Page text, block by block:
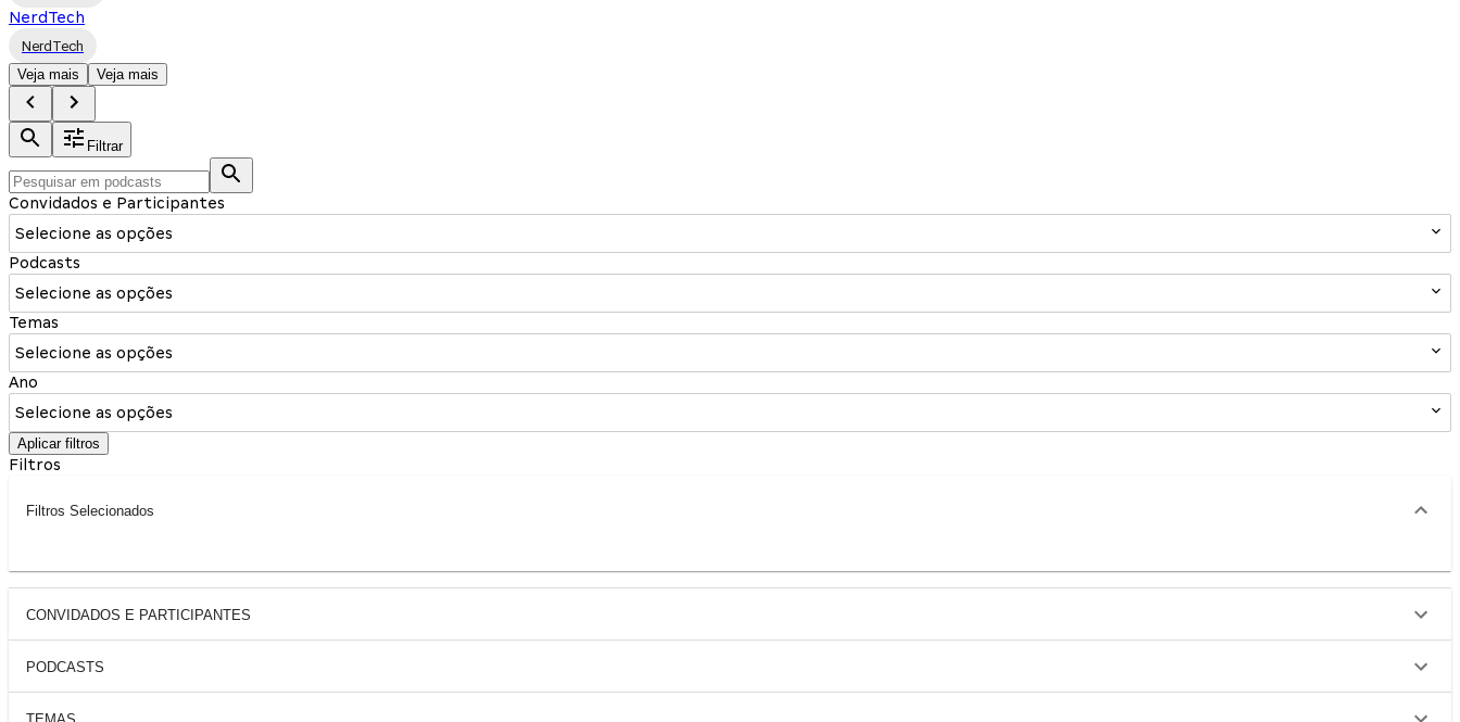
NerdTech
NerdTech
Veja mais
Veja mais
Filtrar
Convidados e Participantes
Selecione as opções
Podcasts
Selecione as opções
Temas
Selecione as opções
Ano
Selecione as opções
Aplicar filtros
Filtros
Filtros Selecionados
CONVIDADOS E PARTICIPANTES
PODCASTS
TEMAS